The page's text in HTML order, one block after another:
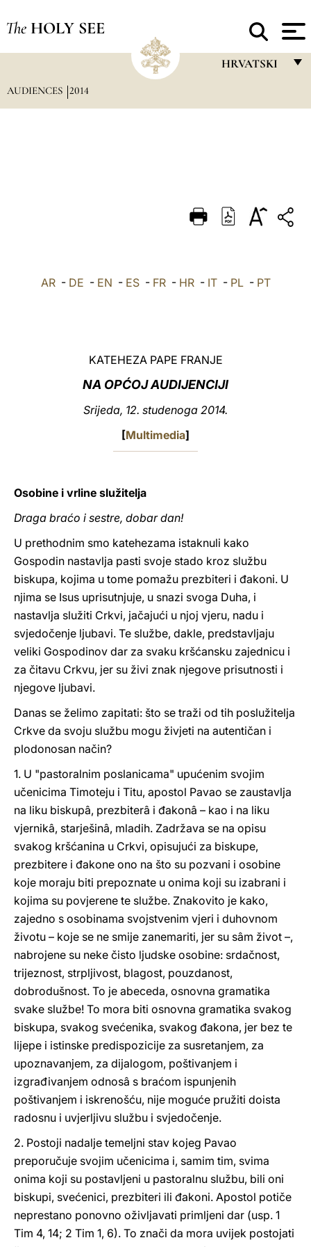
The HOLY SEE
HRVATSKI
DEUTSCH
العربيّة
AUDIENCES 2014
AR- DE - EN - ES- FR- HR- IT- PL- PT
KATEHEZA PAPE FRANJE
NA OPĆOJ AUDIJENCIJI
Srijeda, 12. studenoga 2014.
[Multimedia]
Osobine i vrline služitelja
Draga braćo i sestre, dobar dan!
U prethodnim smo katehezama istaknuli kako
Gospodin nastavlja pasti svoje stado kroz službu
biskupa, kojima u tome pomažu prezbiteri i đakoni. U
njima se Isus uprisutnjuje, u snazi svoga Duha, i
nastavlja služiti Crkvi, jačajući u njoj vjeru, nadu i
svjedočenje ljubavi. Te službe, dakle, predstavljaju
veliki Gospodinov dar za svaku kršćansku zajednicu i
za čitavu Crkvu, jer su živi znak njegove prisutnosti i
njegove ljubavi.
Danas se želimo zapitati: što se traži od tih poslužitelja
Crkve da svoju službu mogu živjeti na autentičan i
plodonosan način?
1. U "pastoralnim poslanicama" upućenim svojim
učenicima Timoteju i Titu, apostol Pavao se zaustavlja
na liku biskupâ, prezbiterâ i đakonâ – kao i na liku
vjernikâ, starješinâ, mladih. Zadržava se na opisu
svakog kršćanina u Crkvi, opisujući za biskupe,
prezbitere i đakone ono na što su pozvani i osobine
koje moraju biti prepoznate u onima koji su izabrani i
kojima su povjerene te službe. Znakovito je kako,
zajedno s osobinama svojstvenim vjeri i duhovnom
životu – koje se ne smije zanemariti, jer su sâm život –,
nabrojene su neke čisto ljudske osobine: srdačnost,
trijeznost, strpljivost, blagost, pouzdanost,
dobrodušnost. To je abeceda, osnovna gramatika
svake službe! To mora biti osnovna gramatika svakog
biskupa, svakog svećenika, svakog đakona, jer bez te
lijepe i istinske predispozicije za susretanjem, za
upoznavanjem, za dijalogom, poštivanjem i
izgrađivanjem odnosâ s braćom ispunjenih
poštivanjem i iskrenošću, nije moguće pružiti doista
radosnu i uvjerljivu službu i svjedočenje.
2. Postoji nadalje temeljni stav kojeg Pavao
preporučuje svojim učenicima i, samim tim, svima
onima koji su postavljeni u pastoralnu službu, bili oni
biskupi, svećenici, prezbiteri ili đakoni. Apostol potiče
neprestano ponovno oživljavati primljeni dar (usp. 1
Tim 4, 14; 2 Tim 1, 6). To znači da mora uvijek postojati